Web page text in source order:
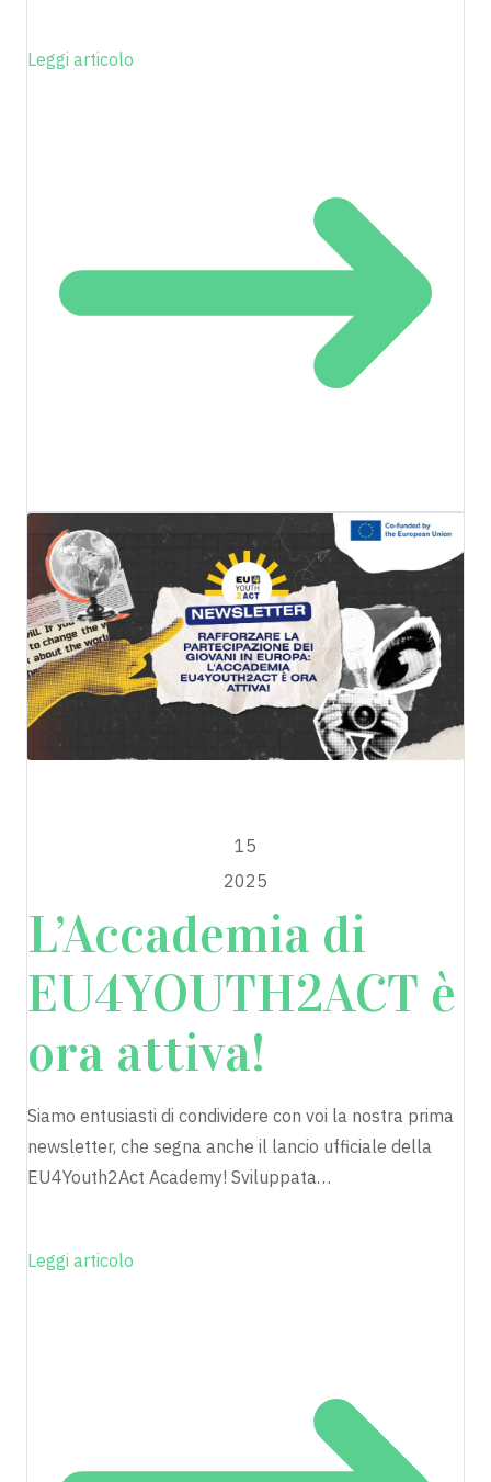
Leggi articolo
15
2025
L’Accademia di
EU4YOUTH2ACT è
ora attiva!
Siamo entusiasti di condividere con voi la nostra prima
newsletter, che segna anche il lancio ufficiale della
EU4Youth2Act Academy! Sviluppata…
Leggi articolo